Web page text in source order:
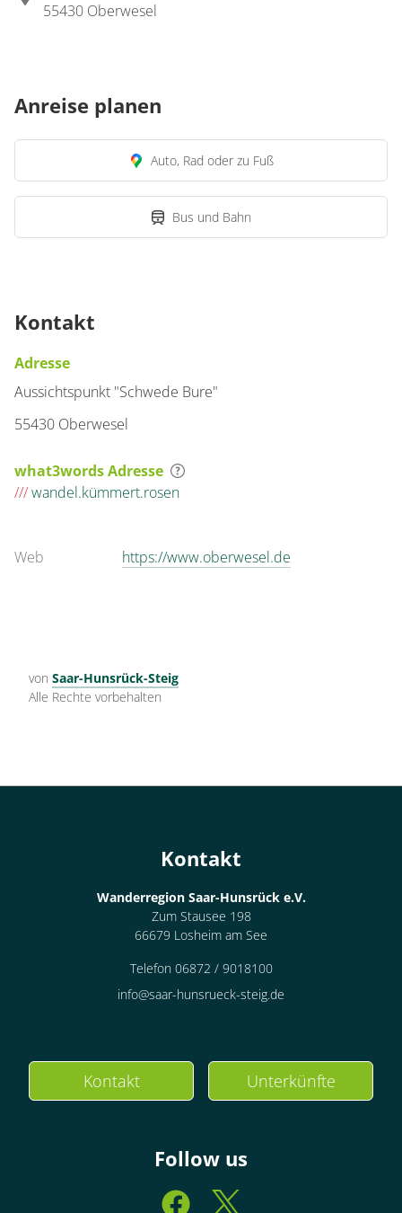
55430 Oberwesel
Anreise planen
Auto, Rad oder zu Fuß
Bus und Bahn
Kontakt
Adresse
Aussichtspunkt "Schwede Bure"
55430 Oberwesel
what3words Adresse
///wandel.kümmert.rosen
Web https://www.oberwesel.de
von Saar-Hunsrück-Steig
Alle Rechte vorbehalten
Kontakt
Wanderregion Saar-Hunsrück e.V.
Zum Stausee 198
66679 Losheim am See
Telefon 06872 / 9018100
info@saar-hunsrueck-steig.de
Kontakt Unterkünfte
Follow us